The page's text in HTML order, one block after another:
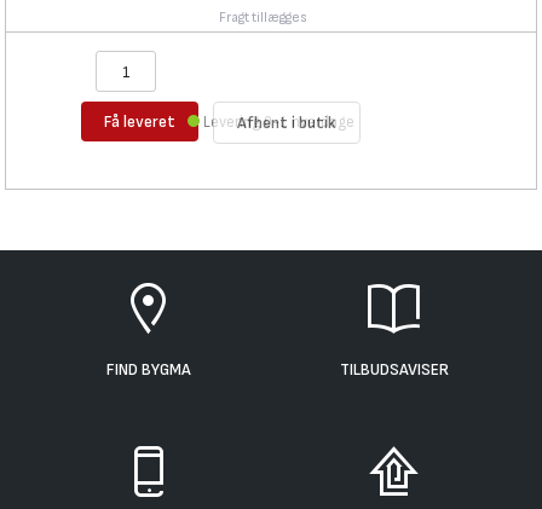
Fragt tillægges
Få leveret Afhent i butik
Levering 0-1 hverdage
FIND BYGMA TILBUDSAVISER